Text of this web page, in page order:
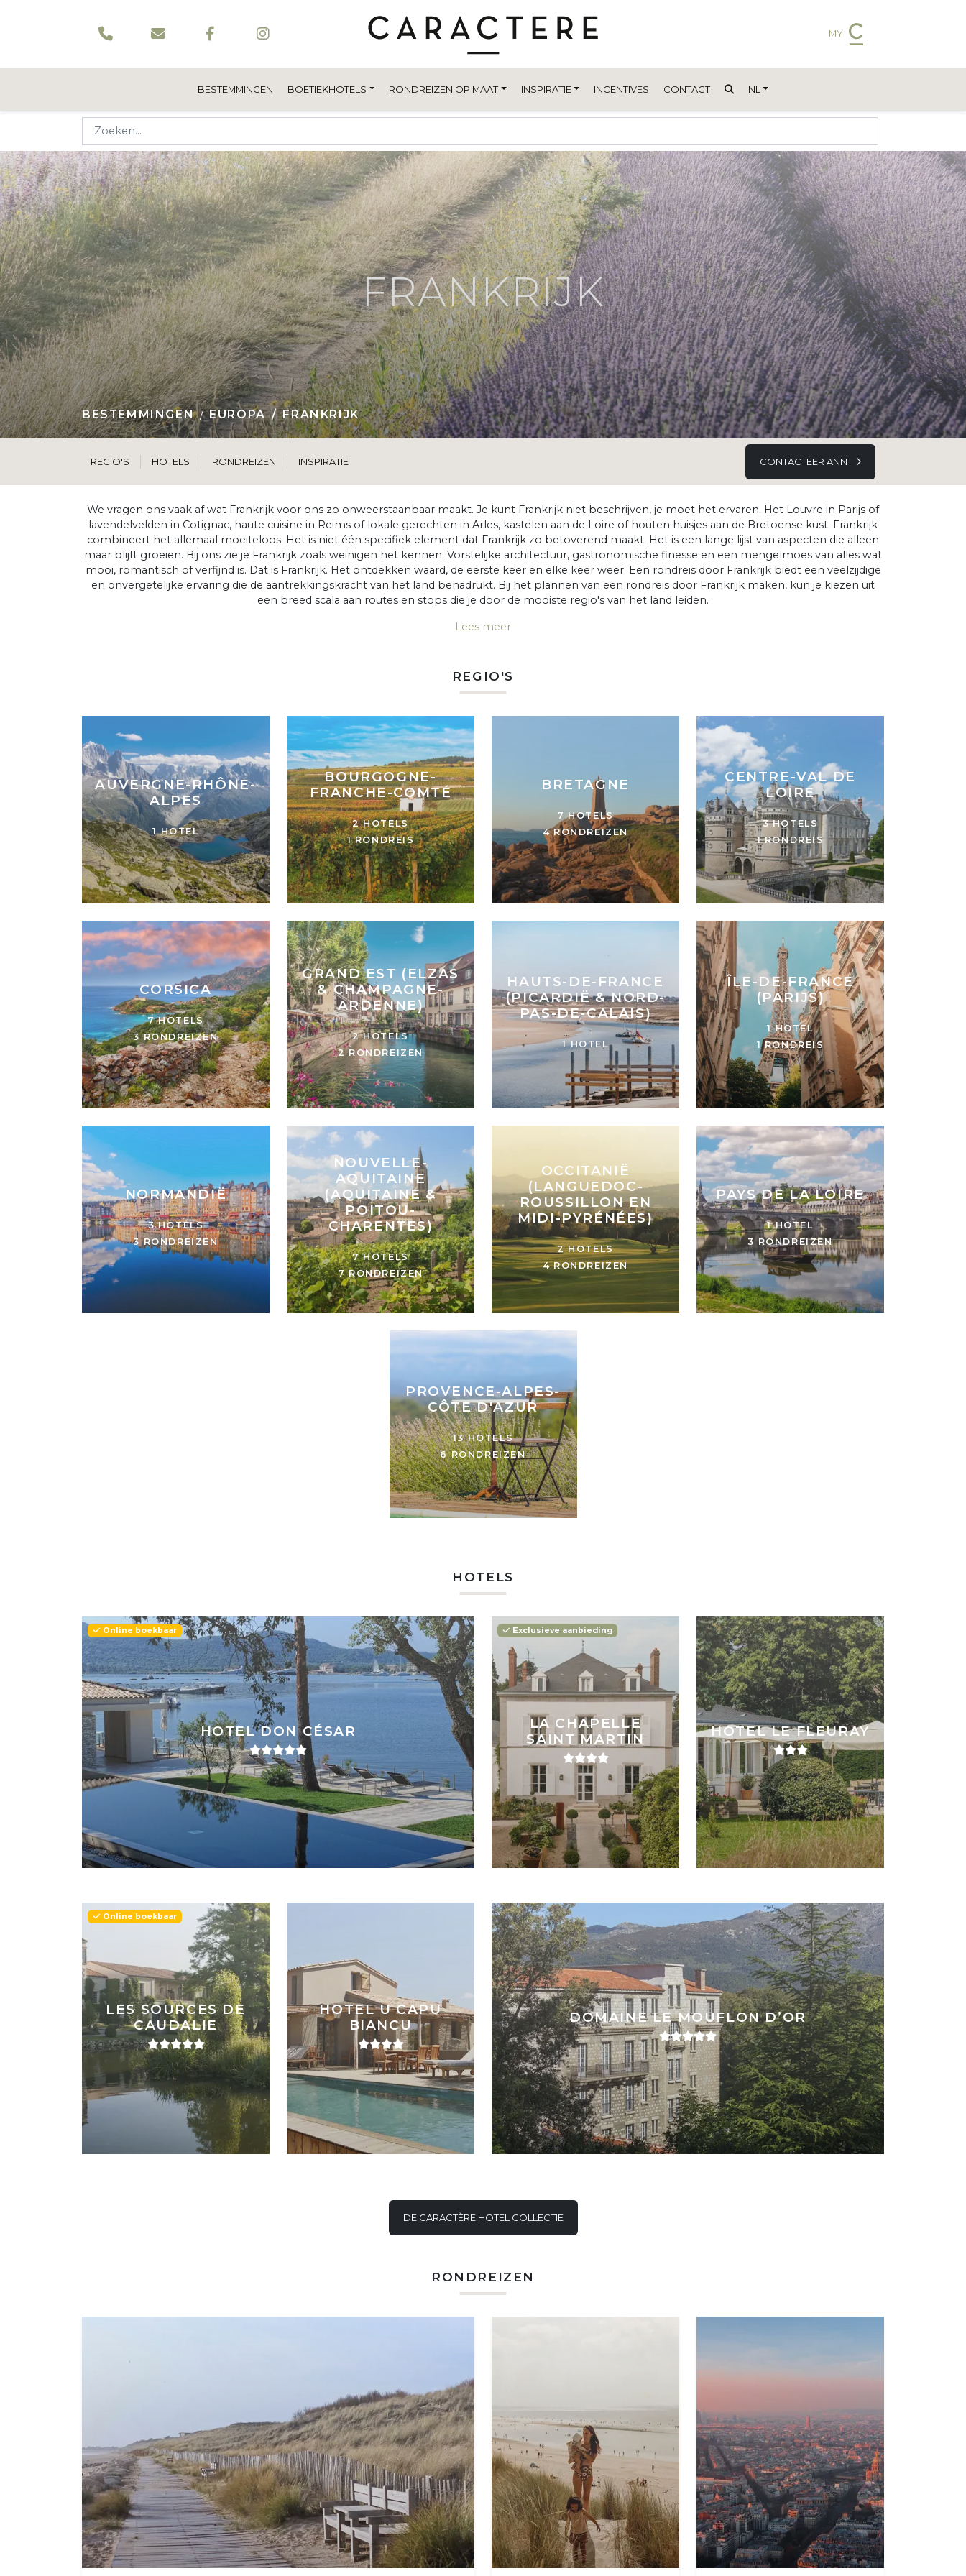
MY
BESTEMMINGEN BOETIEKHOTELS RONDREIZEN OP MAAT INSPIRATIE INCENTIVES CONTACT NL
FRANKRIJK
BESTEMMINGEN EUROPA FRANKRIJK
REGIO'S HOTELS RONDREIZEN INSPIRATIE CONTACTEER ANN
We vragen ons vaak af wat Frankrijk voor ons zo onweerstaanbaar maakt. Je kunt Frankrijk niet beschrijven, je moet het ervaren. Het Louvre in Parijs of
lavendelvelden in Cotignac, haute cuisine in Reims of lokale gerechten in Arles, kastelen aan de Loire of houten huisjes aan de Bretoense kust. Frankrijk
combineert het allemaal moeiteloos. Het is niet één specifiek element dat Frankrijk zo betoverend maakt. Het is een lange lijst van aspecten die alleen
maar blijft groeien. Bij ons zie je Frankrijk zoals weinigen het kennen. Vorstelijke architectuur, gastronomische finesse en een mengelmoes van alles wat
mooi, romantisch of verfijnd is. Dat is Frankrijk. Het ontdekken waard, de eerste keer en elke keer weer. Een rondreis door Frankrijk biedt een veelzijdige
en onvergetelijke ervaring die de aantrekkingskracht van het land benadrukt. Bij het plannen van een rondreis door Frankrijk maken, kun je kiezen uit
een breed scala aan routes en stops die je door de mooiste regio's van het land leiden.
Lees meer
REGIO'S
AUVERGNE-RHÔNE-
ALPES
1 HOTEL
BOURGOGNE-
FRANCHE-COMTÉ
2 HOTELS
1 RONDREIS
BRETAGNE
7 HOTELS
4 RONDREIZEN
CENTRE-VAL DE
LOIRE
3 HOTELS
1 RONDREIS
CORSICA
7 HOTELS
3 RONDREIZEN
GRAND EST (ELZAS
& CHAMPAGNE-
ARDENNE)
2 HOTELS
2 RONDREIZEN
HAUTS-DE-FRANCE
(PICARDIË & NORD-
PAS-DE-CALAIS)
1 HOTEL
ÎLE-DE-FRANCE
(PARIJS)
1 HOTEL
1 RONDREIS
NORMANDIË
3 HOTELS
3 RONDREIZEN
NOUVELLE-
AQUITAINE
(AQUITAINE &
POITOU-
CHARENTES)
7 HOTELS
7 RONDREIZEN
OCCITANIË
(LANGUEDOC-
ROUSSILLON EN
MIDI-PYRÉNÉES)
2 HOTELS
4 RONDREIZEN
PAYS DE LA LOIRE
1 HOTEL
3 RONDREIZEN
PROVENCE-ALPES-
CÔTE D'AZUR
13 HOTELS
6 RONDREIZEN
HOTELS
HOTEL DON CÉSAR
Online boekbaar
LA CHAPELLE
SAINT MARTIN
Exclusieve aanbieding
HOTEL LE FLEURAY
LES SOURCES DE
CAUDALIE
Online boekbaar
HOTEL U CAPU
BIANCU
DOMAINE LE MOUFLON D’OR
DE CARACTÈRE HOTEL COLLECTIE
RONDREIZEN